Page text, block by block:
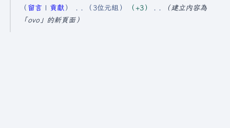
5
留言
貢獻 3位元組 +3
建立內容為
「ovo」的新頁面